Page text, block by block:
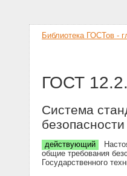
Библиотека ГОСТов -
ГОСТ
Система
безопасности
действующий
общие требования
Государственного